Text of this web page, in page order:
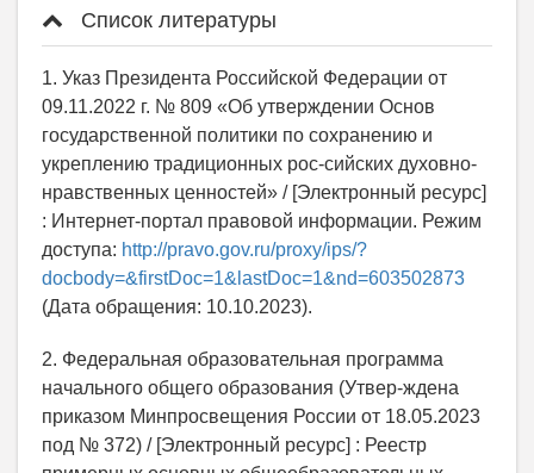
Список литературы
1. Указ Президента Российской Федерации от
09.11.2022 г. № 809 «Об утверждении Основ
государственной политики по сохранению и
укреплению традиционных рос-сийских духовно-
нравственных ценностей» / [Электронный ресурс]
: Интернет-портал правовой информации. Режим
доступа: http://pravo.gov.ru/proxy/ips/?
docbody=&firstDoc=1&lastDoc=1&nd=603502873
(Дата обращения: 10.10.2023).
2. Федеральная образовательная программа
начального общего образования (Утвер-ждена
приказом Минпросвещения России от 18.05.2023
под № 372) / [Электронный ресурс] : Реестр